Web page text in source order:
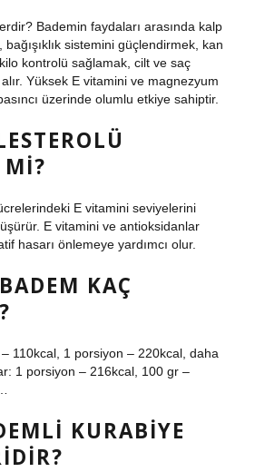
Bademin faydaları arasında kalp
bağışıklık sistemini güçlendirmek, kan
kontrolü sağlamak, cilt ve saç
alır. Yüksek E vitamini ve magnezyum
üzerinde olumlu etkiye sahiptir.
MI?
E vitamini seviyelerini
E vitamini ve antioksidanlar
hasarı önlemeye yardımcı olur.
KAÇ
110kcal, 1 porsiyon – 220kcal, daha
1 porsiyon – 216kcal, 100 gr –
KURABIYE